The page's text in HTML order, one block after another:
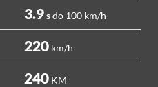
3.9sdo 100 km/h
220 km/h
240 KM